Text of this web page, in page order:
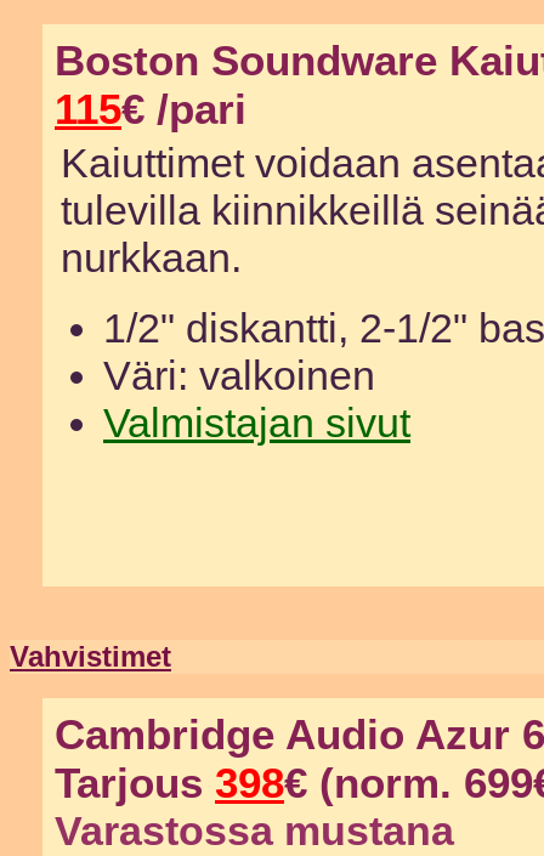
Boston Soundware
115€ /pari
Kaiuttimet voidaan
tulevilla kiinnikkeillä
nurkkaan.
1/2" diskantti, 2-1/2"
Väri: valkoinen
Valmistajan sivut
Vahvistimet
Cambridge Audio Azur
Tarjous 398€ (norm.
Varastossa mustana